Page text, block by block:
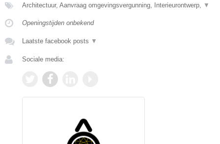
Architectuur, Aanvraag omgevingsvergunning, Interieurontwerp, ▼
Openingstijden onbekend
Laatste facebook posts ▼
Sociale media: